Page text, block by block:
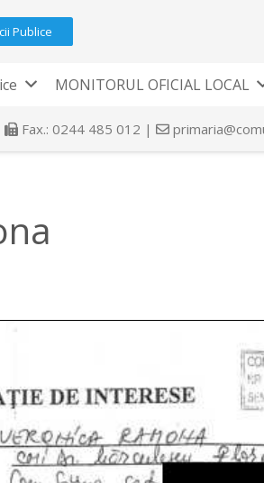
Publice
MONITORUL OFICIAL LOCAL
Fax.: 0244 485 012 |